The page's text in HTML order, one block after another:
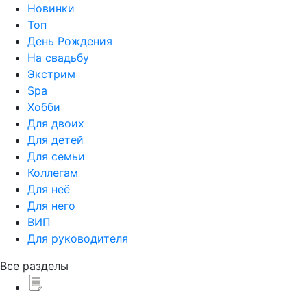
Новинки
Топ
День Рождения
На свадьбу
Экстрим
Spa
Хобби
Для двоих
Для детей
Для семьи
Коллегам
Для неё
Для него
ВИП
Для руководителя
Все разделы